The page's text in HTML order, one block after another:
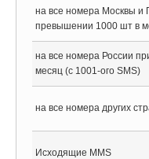
на все номера Москвы и
превышении 1000 шт в
на все номера России
месяц (с 1001-ого SMS)
на все номера других
Исходящие MMS